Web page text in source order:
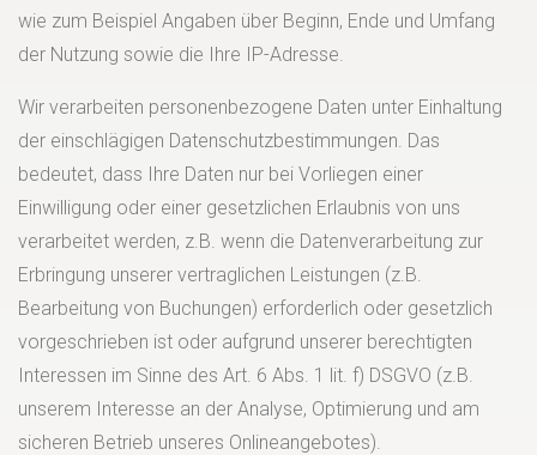
wie zum Beispiel Angaben über Beginn, Ende und Umfang
der Nutzung sowie die Ihre IP-Adresse.
Wir verarbeiten personenbezogene Daten unter Einhaltung
der einschlägigen Datenschutzbestimmungen. Das
bedeutet, dass Ihre Daten nur bei Vorliegen einer
Einwilligung oder einer gesetzlichen Erlaubnis von uns
verarbeitet werden, z.B. wenn die Datenverarbeitung zur
Erbringung unserer vertraglichen Leistungen (z.B.
Bearbeitung von Buchungen) erforderlich oder gesetzlich
vorgeschrieben ist oder aufgrund unserer berechtigten
Interessen im Sinne des Art. 6 Abs. 1 lit. f) DSGVO (z.B.
unserem Interesse an der Analyse, Optimierung und am
sicheren Betrieb unseres Onlineangebotes).